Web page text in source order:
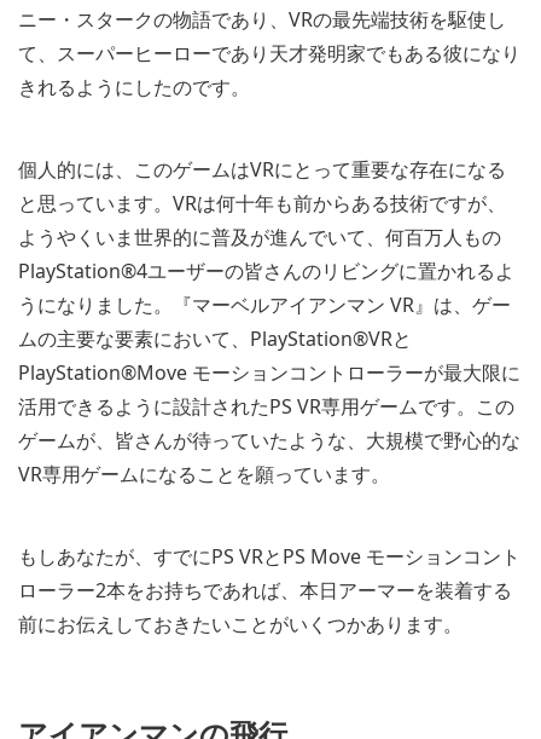
ニー・スタークの物語であり、VRの最先端技術を駆使し
て、スーパーヒーローであり天才発明家でもある彼になり
きれるようにしたのです。
個人的には、このゲームはVRにとって重要な存在になる
と思っています。VRは何十年も前からある技術ですが、
ようやくいま世界的に普及が進んでいて、何百万人もの
PlayStation®4ユーザーの皆さんのリビングに置かれるよ
うになりました。『マーベルアイアンマン VR』は、ゲー
ムの主要な要素において、PlayStation®VRと
PlayStation®Move モーションコントローラーが最大限に
活用できるように設計されたPS VR専用ゲームです。この
ゲームが、皆さんが待っていたような、大規模で野心的な
VR専用ゲームになることを願っています。
もしあなたが、すでにPS VRとPS Move モーションコント
ローラー2本をお持ちであれば、本日アーマーを装着する
前にお伝えしておきたいことがいくつかあります。